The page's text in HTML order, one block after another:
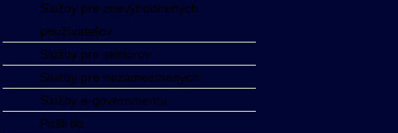
Služby pre znevýhodnených
používateľov
Služby pre seniorov
Služby pre nezamestnaných
Služby e-governmentu
Pošli tip